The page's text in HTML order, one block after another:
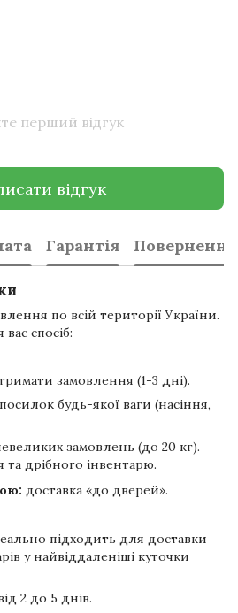
перший відгук
відгук
Гарантія Повернення
по всій території України.
спосіб:
замовлення (1-3 дні).
будь-якої ваги (насіння,
замовлень (до 20 кг).
та дрібного інвентарю.
доставка «до дверей».
підходить для доставки
у найвіддаленіші куточки
2 до 5 днів.